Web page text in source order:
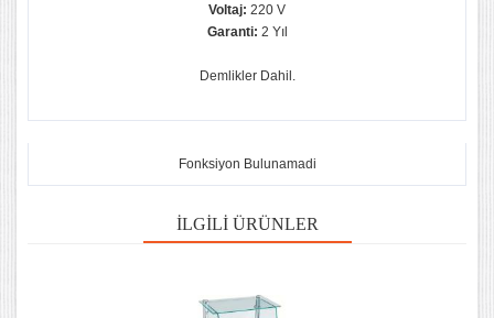
Voltaj: 220 V
Garanti: 2 Yıl
Demlikler Dahil.
Fonksiyon Bulunamadi
İLGILI ÜRÜNLER